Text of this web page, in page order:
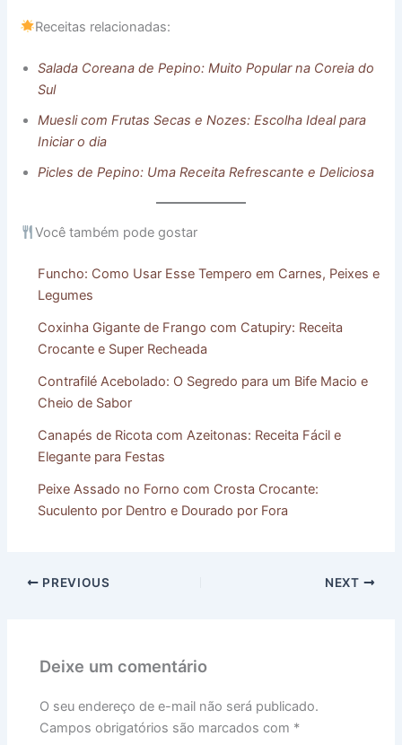
Receitas relacionadas:
Salada Coreana de Pepino: Muito Popular na Coreia do
Sul
Muesli com Frutas Secas e Nozes: Escolha Ideal para
Iniciar o dia
Picles de Pepino: Uma Receita Refrescante e Deliciosa
Você também pode gostar
Funcho: Como Usar Esse Tempero em Carnes, Peixes e
Legumes
Coxinha Gigante de Frango com Catupiry: Receita
Crocante e Super Recheada
Contrafilé Acebolado: O Segredo para um Bife Macio e
Cheio de Sabor
Canapés de Ricota com Azeitonas: Receita Fácil e
Elegante para Festas
Peixe Assado no Forno com Crosta Crocante:
Suculento por Dentro e Dourado por Fora
PREVIOUS NEXT
Deixe um comentário
O seu endereço de e-mail não será publicado.
Campos obrigatórios são marcados com *